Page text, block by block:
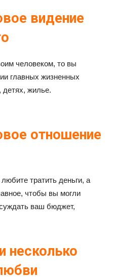
видение
человеком, то вы
главных жизненных
жилье.
отношение
тратить деньги, а
чтобы вы могли
ваш бюджет,
несколько